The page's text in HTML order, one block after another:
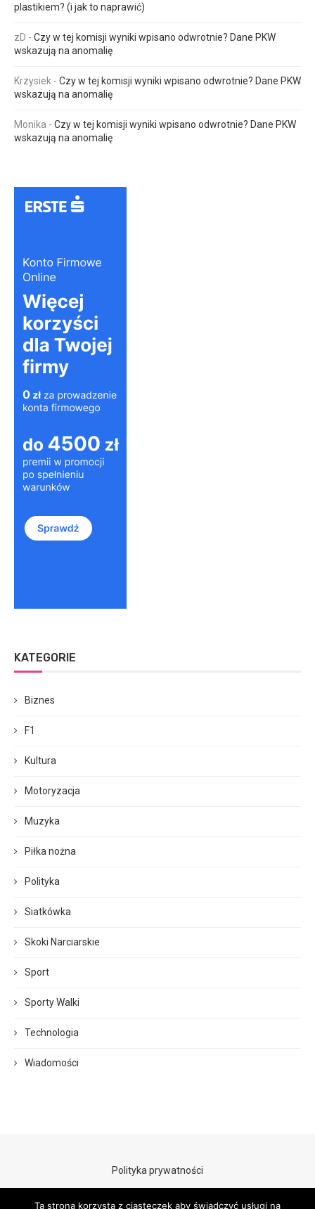
plastikiem? (i jak to naprawić)
zD - Czy w tej komisji wyniki wpisano odwrotnie? Dane PKW
wskazują na anomalię
Krzysiek - Czy w tej komisji wyniki wpisano odwrotnie? Dane PKW
wskazują na anomalię
Monika - Czy w tej komisji wyniki wpisano odwrotnie? Dane PKW
wskazują na anomalię
KATEGORIE
Biznes
F1
Kultura
Motoryzacja
Muzyka
Piłka nożna
Polityka
Siatkówka
Skoki Narciarskie
Sport
Sporty Walki
Technologia
Wiadomości
Polityka prywatności
Ta strona korzysta z ciasteczek aby świadczyć usługi na